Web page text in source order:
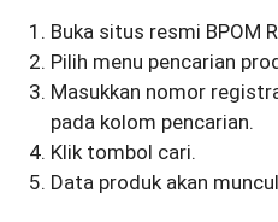
Buka situs resmi BPOM
Pilih menu pencarian
Masukkan nomor
pada kolom pencarian.
Klik tombol cari.
Data produk akan